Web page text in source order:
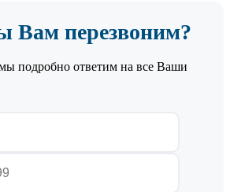
Вам перезвоним?
мы подробно ответим на все Ваши